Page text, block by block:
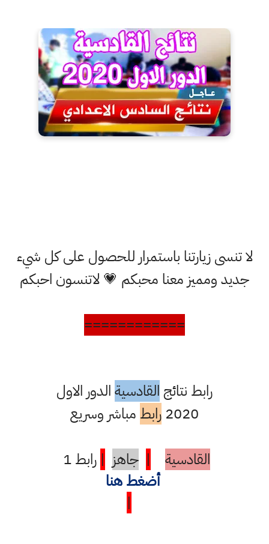
لا تنسى زيارتنا باستمرار للحصول على كل شيء
جديد ومميز معنا محبكم 💗 لاتنسون احبكم
============
رابط نتائجالقادسيةالدور الاول
2020 رابط مباشر وسريع
القادسية | جاهز | رابط 1
أضغط هنا
|